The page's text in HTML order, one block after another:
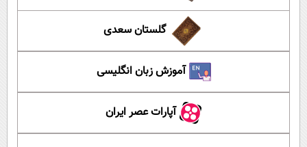
گلستان سعدی
آموزش زبان انگلیسی
آپارات عصر ایران